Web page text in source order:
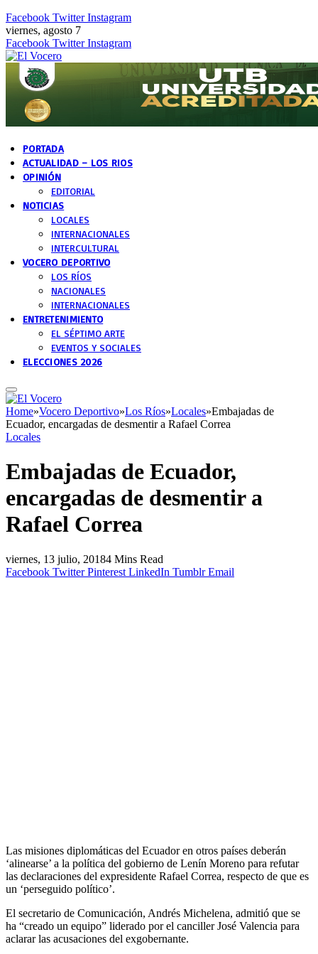
Facebook Twitter Instagram
viernes, agosto 7
Facebook Twitter Instagram
PORTADA
ACTUALIDAD – LOS RIOS
OPINIÓN
EDITORIAL
NOTICIAS
LOCALES
INTERNACIONALES
INTERCULTURAL
VOCERO DEPORTIVO
LOS RÍOS
NACIONALES
INTERNACIONALES
ENTRETENIMIENTO
EL SÉPTIMO ARTE
EVENTOS Y SOCIALES
ELECCIONES 2026
Home»Vocero Deportivo»Los Ríos»Locales»Embajadas de
Ecuador, encargadas de desmentir a Rafael Correa
Locales
Embajadas de Ecuador,
encargadas de desmentir a
Rafael Correa
viernes, 13 julio, 20184 Mins Read
Facebook Twitter Pinterest LinkedIn Tumblr Email
Las misiones diplomáticas del Ecuador en otros países deberán
‘alinearse’ a la política del gobierno de Lenín Moreno para refutar
las declaraciones del expresidente Rafael Correa, respecto de que es
un ‘perseguido político’.
El secretario de Comunicación, Andrés Michelena, admitió que se
ha “creado un equipo” liderado por el canciller José Valencia para
aclarar las acusaciones del exgobernante.